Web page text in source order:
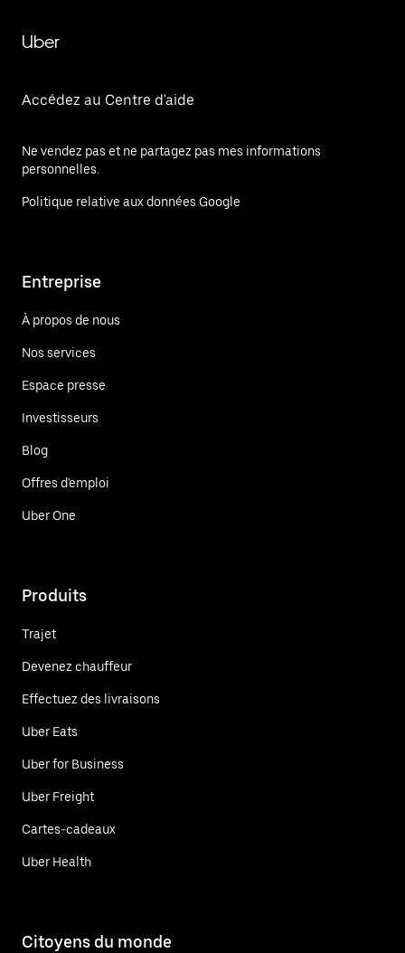
Uber
Accédez au Centre d'aide
Ne vendez pas et ne partagez pas mes informations
personnelles.
Politique relative aux données Google
Entreprise
À propos de nous
Nos services
Espace presse
Investisseurs
Blog
Offres d'emploi
Uber One
Produits
Trajet
Devenez chauffeur
Effectuez des livraisons
Uber Eats
Uber for Business
Uber Freight
Cartes-cadeaux
Uber Health
Citoyens du monde